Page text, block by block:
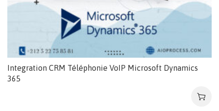
Integration CRM Téléphonie VoIP Microsoft Dynamics
365